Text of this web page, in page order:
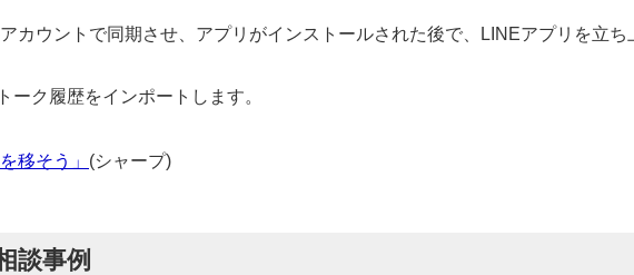
カウントで同期させ、アプリがインストールされた後で、LINEアプリを立
ーク履歴をインポートします。
移そう」 (シャープ)
談事例